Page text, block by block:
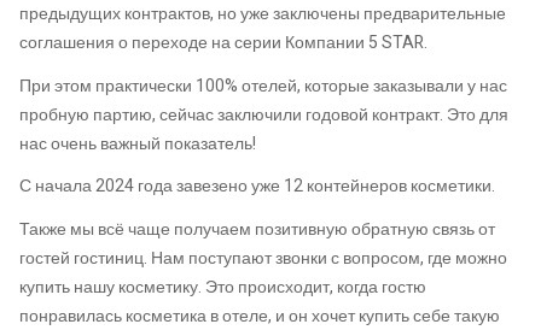
предыдущих контрактов, но уже заключены предварительные
соглашения о переходе на серии Компании 5 STAR.
При этом практически 100% отелей, которые заказывали у нас
пробную партию, сейчас заключили годовой контракт. Это для
нас очень важный показатель!
С начала 2024 года завезено уже 12 контейнеров косметики.
Также мы всё чаще получаем позитивную обратную связь от
гостей гостиниц. Нам поступают звонки с вопросом, где можно
купить нашу косметику. Это происходит, когда гостю
понравилась косметика в отеле, и он хочет купить себе такую